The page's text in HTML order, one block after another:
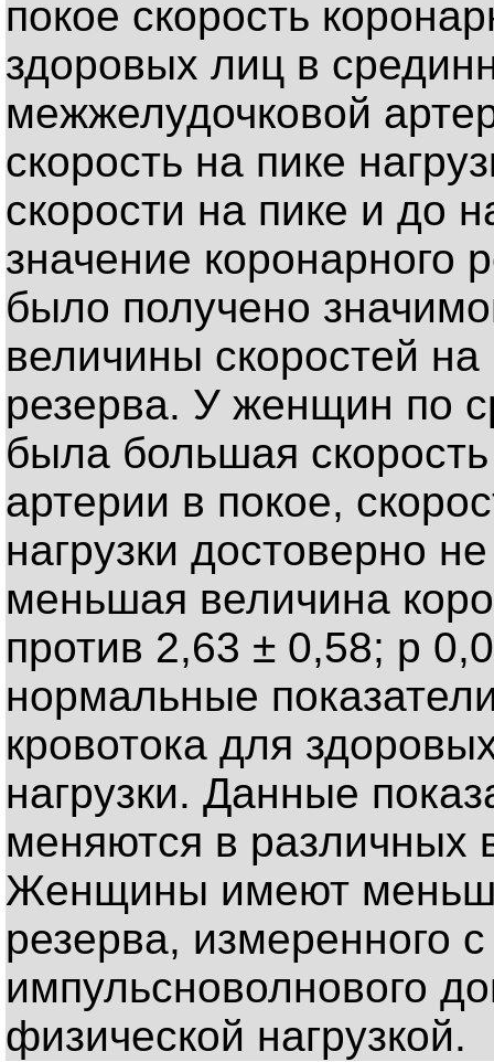
покое скорость
здоровых лиц в
межжелудочковой
скорость на пике
скорости на пике и до
значение коронарного
было получено
величины скоростей на
резерва. У женщин по
была большая
артерии в покое,
нагрузки достоверно
меньшая величина
против 2,63 ± 0,58; р
нормальные
кровотока для
нагрузки. Данные
меняются в различных
Женщины имеют
резерва, измеренного
импульсноволнового
физической нагрузкой.